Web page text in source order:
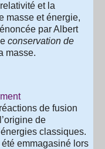
et la
masse et énergie,
énoncée par Albert
conservation de
masse.
de fusion
de
classiques.
emmagasiné lors